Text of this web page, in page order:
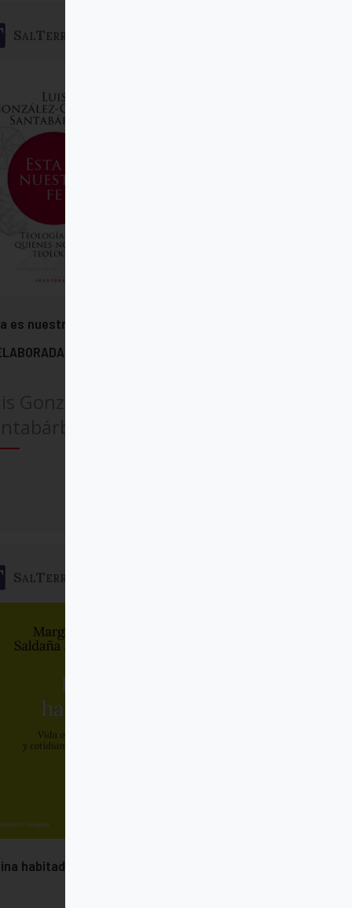
SalTerrae
es nuestra fe - EDICION
SalTerrae
habitada